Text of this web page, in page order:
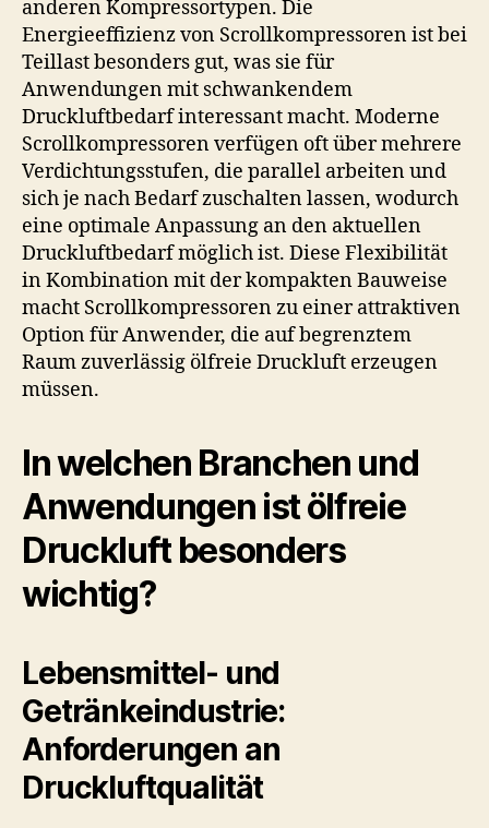
anderen Kompressortypen. Die
Energieeffizienz von Scrollkompressoren ist bei
Teillast besonders gut, was sie für
Anwendungen mit schwankendem
Druckluftbedarf interessant macht. Moderne
Scrollkompressoren verfügen oft über mehrere
Verdichtungsstufen, die parallel arbeiten und
sich je nach Bedarf zuschalten lassen, wodurch
eine optimale Anpassung an den aktuellen
Druckluftbedarf möglich ist. Diese Flexibilität
in Kombination mit der kompakten Bauweise
macht Scrollkompressoren zu einer attraktiven
Option für Anwender, die auf begrenztem
Raum zuverlässig ölfreie Druckluft erzeugen
müssen.
In welchen Branchen und
Anwendungen ist ölfreie
Druckluft besonders
wichtig?
Lebensmittel- und
Getränkeindustrie:
Anforderungen an
Druckluftqualität